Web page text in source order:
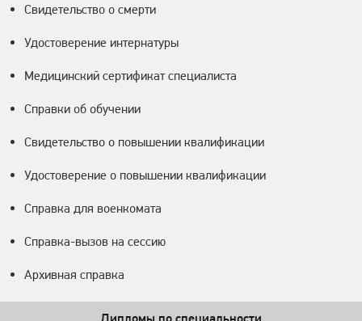
Свидетельство о смерти
Удостоверение интернатуры
Медицинский сертификат специалиста
Справки об обучении
Свидетельство о повышении квалификации
Удостоверение о повышении квалификации
Справка для военкомата
Справка-вызов на сессию
Архивная справка